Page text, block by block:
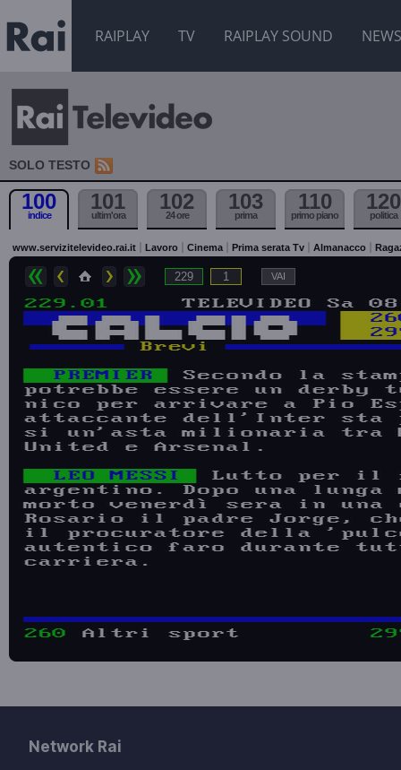
RAIPLAY TV RAIPLAY SOUND NEWS
SOLO TESTO
100
indice
101
ultim'ora
102
24 ore
103
prima
110
primo piano
120
politica
www.servizitelevideo.rai.it Lavoro Cinema Prima serata Tv Almanacco